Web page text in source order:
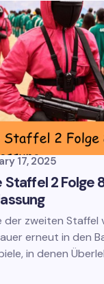
17, 2025
Staffel 2 Folge
der zweiten Staffel
erneut in den
in denen